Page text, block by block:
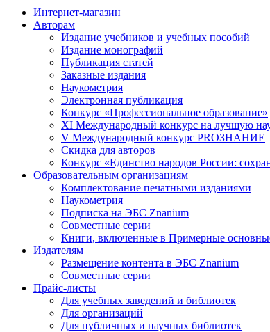
Интернет-магазин
Авторам
Издание учебников и учебных пособий
Издание монографий
Публикация статей
Заказные издания
Наукометрия
Электронная публикация
Конкурс «Профессиональное образование»
XI Международный конкурс на лучшую
V Международный конкурс PROЗНАНИЕ
Скидка для авторов
Конкурс «Единство народов России:
Образовательным организациям
Комплектование печатными изданиями
Наукометрия
Подписка на ЭБС Znanium
Совместные серии
Книги, включенные в Примерные
Издателям
Размещение контента в ЭБС Znanium
Совместные серии
Прайс-листы
Для учебных заведений и библиотек
Для организаций
Для публичных и научных библиотек